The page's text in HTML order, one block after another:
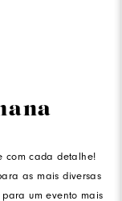
com cada detalhe!
as mais diversas
um evento mais